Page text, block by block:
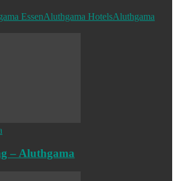
EssenAluthgama HotelsAluthgama
– Aluthgama